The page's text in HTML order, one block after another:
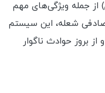
از جمله ویژگی‌های مهم
شعله، این سیستم
بروز حوادث ناگوار